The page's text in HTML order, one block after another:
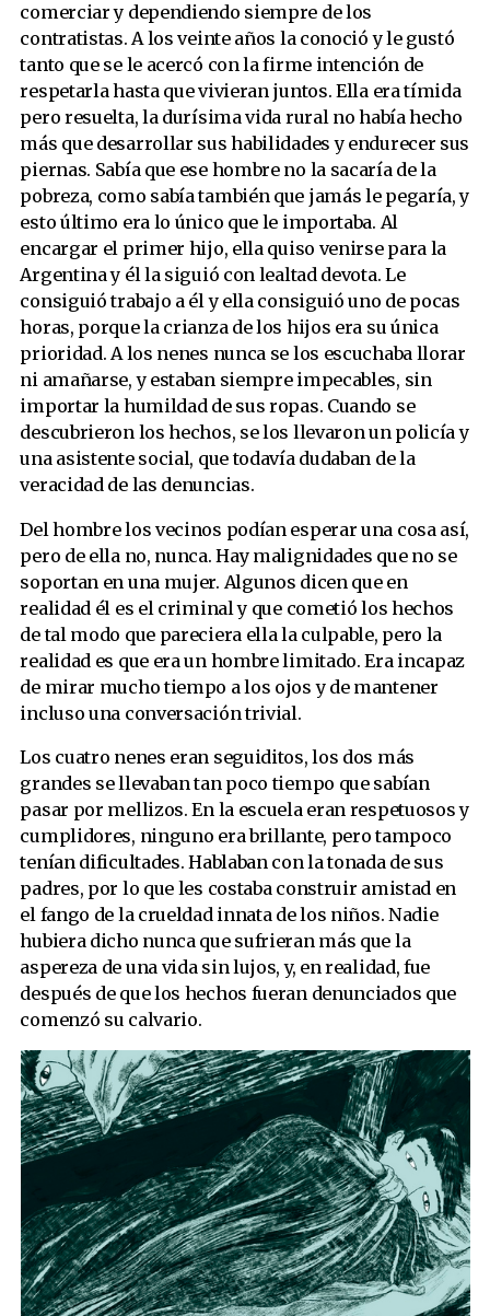
comerciar y dependiendo siempre de los
contratistas. A los veinte años la conoció y le gustó
tanto que se le acercó con la firme intención de
respetarla hasta que vivieran juntos. Ella era tímida
pero resuelta, la durísima vida rural no había hecho
más que desarrollar sus habilidades y endurecer sus
piernas. Sabía que ese hombre no la sacaría de la
pobreza, como sabía también que jamás le pegaría, y
esto último era lo único que le importaba. Al
encargar el primer hijo, ella quiso venirse para la
Argentina y él la siguió con lealtad devota. Le
consiguió trabajo a él y ella consiguió uno de pocas
horas, porque la crianza de los hijos era su única
prioridad. A los nenes nunca se los escuchaba llorar
ni amañarse, y estaban siempre impecables, sin
importar la humildad de sus ropas. Cuando se
descubrieron los hechos, se los llevaron un policía y
una asistente social, que todavía dudaban de la
veracidad de las denuncias.
Del hombre los vecinos podían esperar una cosa así,
pero de ella no, nunca. Hay malignidades que no se
soportan en una mujer. Algunos dicen que en
realidad él es el criminal y que cometió los hechos
de tal modo que pareciera ella la culpable, pero la
realidad es que era un hombre limitado. Era incapaz
de mirar mucho tiempo a los ojos y de mantener
incluso una conversación trivial.
Los cuatro nenes eran seguiditos, los dos más
grandes se llevaban tan poco tiempo que sabían
pasar por mellizos. En la escuela eran respetuosos y
cumplidores, ninguno era brillante, pero tampoco
tenían dificultades. Hablaban con la tonada de sus
padres, por lo que les costaba construir amistad en
el fango de la crueldad innata de los niños. Nadie
hubiera dicho nunca que sufrieran más que la
aspereza de una vida sin lujos, y, en realidad, fue
después de que los hechos fueran denunciados que
comenzó su calvario.